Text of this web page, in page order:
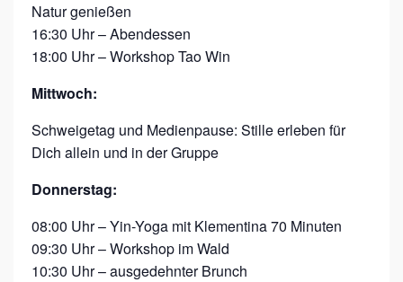
Natur genießen
16:30 Uhr – Abendessen
18:00 Uhr – Workshop Tao Win
Mittwoch:
Schweigetag und Medienpause: Stille erleben für
Dich allein und in der Gruppe
Donnerstag:
08:00 Uhr – Yin-Yoga mit Klementina 70 Minuten
09:30 Uhr – Workshop im Wald
10:30 Uhr – ausgedehnter Brunch